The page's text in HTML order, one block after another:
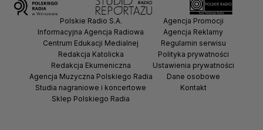
Polskie Radio S.A.
Informacyjna Agencja Radiowa
Centrum Edukacji Medialnej
Redakcja Katolicka
Redakcja Ekumeniczna
Agencja Muzyczna Polskiego Radia
Studia nagraniowe i koncertowe
Sklep Polskiego Radia
Agencja Promocji
Agencja Reklamy
Regulamin serwisu
Polityka prywatności
Ustawienia prywatności
Dane osobowe
Kontakt